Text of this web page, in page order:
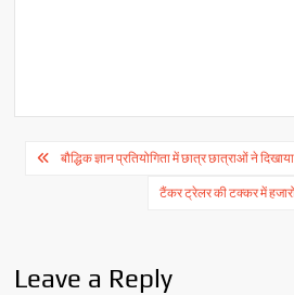
Post
navigation
बौद्धिक ज्ञान प्रतियोगिता में छात्र छात्राओं ने
टैंकर ट्रेलर की टक्कर में
Leave a Reply